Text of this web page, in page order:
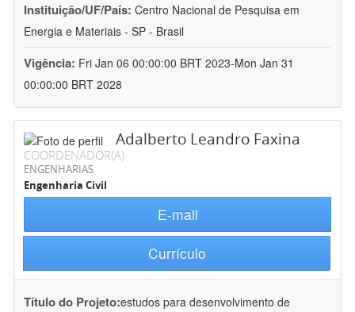
Instituição/UF/País: Centro Nacional de Pesquisa em
Energia e Materiais - SP - Brasil
Vigência: Fri Jan 06 00:00:00 BRT 2023-Mon Jan 31
00:00:00 BRT 2028
Adalberto Leandro Faxina
COORDENADOR(A)
ENGENHARIAS
Engenharia Civil
E-mail
Currículo
Título do Projeto:estudos para desenvolvimento de